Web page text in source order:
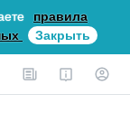
правила
Закрыть